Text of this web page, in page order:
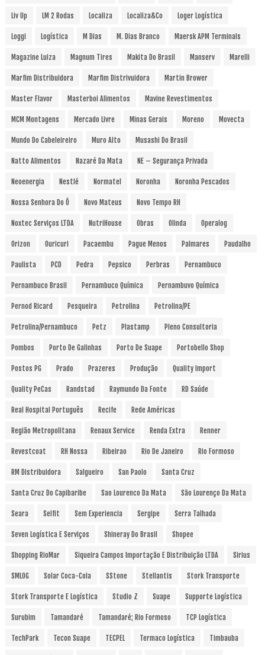
Liv Up LM 2 Rodas Localiza Localiza&Co Loger Logística
Loggi Logística M Dias M. Dias Branco Maersk APM Terminals
Magazine Luiza Magnum Tires Makita Do Brasil Manserv Marelli
Marfim Distribuidora Marfim Distrivuidora Martin Brower
Master Flavor Masterboi Alimentos Mavine Revestimentos
MCM Montagens Mercado Livre Minas Gerais Moreno Movecta
Mundo Do Cabeleireiro Muro Alto Musashi Do Brasil
Natto Alimentos Nazaré Da Mata NE – Segurança Privada
Neoenergia Nestlé Normatel Noronha Noronha Pescados
Nossa Senhora Do Ô Novo Mateus Novo Tempo RH
Noxtec Serviços LTDA NutriHouse Obras Olinda Operalog
Orizon Ouricuri Pacaembu Pague Menos Palmares Paudalho
Paulista PCD Pedra Pepsico Perbras Pernambuco
Pernambuco Brasil Pernambuco Química Pernambuvo Química
Pernod Ricard Pesqueira Petrolina Petrolina/PE
Petrolina/Pernambuco Petz Plastamp Pleno Consultoria
Pombos Porto De Galinhas Porto De Suape Portobello Shop
Postos PG Prado Prazeres Produção Quality Import
Quality PeCas Randstad Raymundo Da Fonte RD Saúde
Real Hospital Português Recife Rede Américas
Região Metropolitana Renaux Service Renda Extra Renner
Revestcoat RH Nossa Ribeirao Rio De Janeiro Rio Formoso
RM Distribuidora Salgueiro San Paolo Santa Cruz
Santa Cruz Do Capibaribe Sao Lourenco Da Mata São Lourenço Da Mata
Seara Selfit Sem Experiencia Sergipe Serra Talhada
Seven Logística E Serviços Shineray Do Brasil Shopee
Shopping RioMar Siqueira Campos Importação E Distribuição LTDA Sirius
SMLOG Solar Coca-Cola SStone Stellantis Stork Transporte
Stork Transporte E Logística Studio Z Suape Supporte Logística
Surubim Tamandaré Tamandaré; Rio Formoso TCP Logística
TechPark Tecon Suape TECPEL Termaco Logística Timbauba